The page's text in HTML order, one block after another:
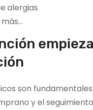
alergias
son
y el